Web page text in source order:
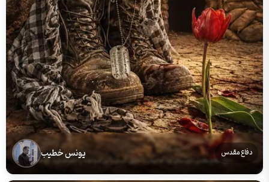
دفاع مقدس یونس خطیب